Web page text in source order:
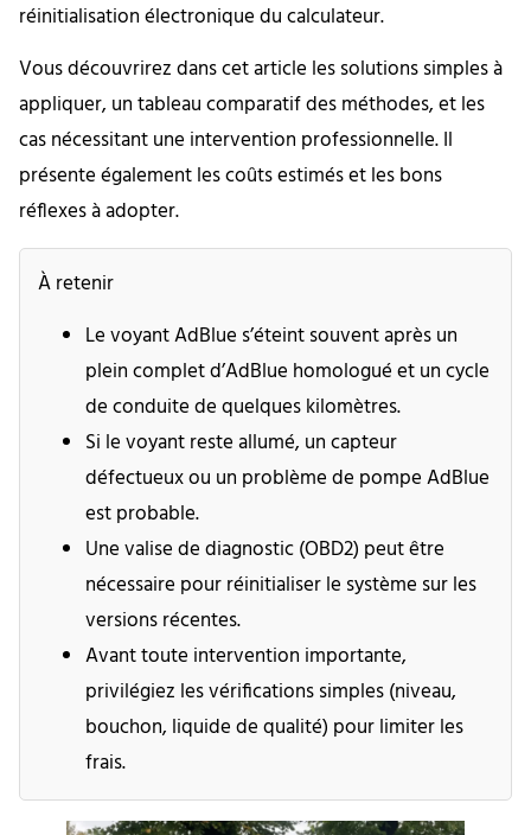
réinitialisation électronique du calculateur.
Vous découvrirez dans cet article les solutions simples à
appliquer, un tableau comparatif des méthodes, et les
cas nécessitant une intervention professionnelle. Il
présente également les coûts estimés et les bons
réflexes à adopter.
À retenir
Le voyant AdBlue s’éteint souvent après un
plein complet d’AdBlue homologué et un cycle
de conduite de quelques kilomètres.
Si le voyant reste allumé, un capteur
défectueux ou un problème de pompe AdBlue
est probable.
Une valise de diagnostic (OBD2) peut être
nécessaire pour réinitialiser le système sur les
versions récentes.
Avant toute intervention importante,
privilégiez les vérifications simples (niveau,
bouchon, liquide de qualité) pour limiter les
frais.